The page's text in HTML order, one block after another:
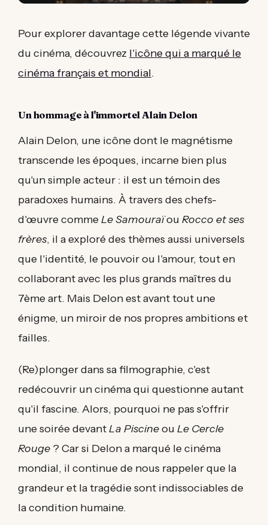
Pour explorer davantage cette légende vivante
du cinéma, découvrez l'icône qui a marqué le
cinéma français et mondial.
Un hommage à l'immortel Alain Delon
Alain Delon, une icône dont le magnétisme
transcende les époques, incarne bien plus
qu'un simple acteur : il est un témoin des
paradoxes humains. À travers des chefs-
d'œuvre commeLe Samouraïou Rocco et ses
frères, il a exploré des thèmes aussi universels
que l'identité, le pouvoir ou l'amour, tout en
collaborant avec les plus grands maîtres du
7ème art. Mais Delon est avant tout une
énigme, un miroir de nos propres ambitions et
failles.
(Re)plonger dans sa filmographie, c'est
redécouvrir un cinéma qui questionne autant
qu'il fascine. Alors, pourquoi ne pas s'offrir
une soirée devantLa Piscineou Le Cercle
Rouge ? Car si Delon a marqué le cinéma
mondial, il continue de nous rappeler que la
grandeur et la tragédie sont indissociables de
la condition humaine.